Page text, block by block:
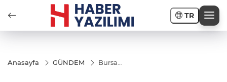
TR
Anasayfa GÜNDEM
Bursa